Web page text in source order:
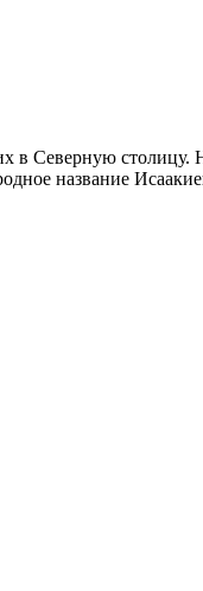
Северную столицу.
название